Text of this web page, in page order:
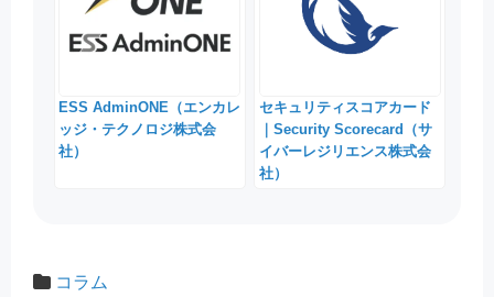
ESS AdminONE（エンカレ
ッジ・テクノロジ株式会
社）
セキュリティスコアカード
｜Security Scorecard（サ
イバーレジリエンス株式会
社）
コラム